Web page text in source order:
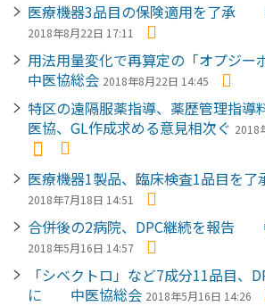
医療機器3品目の保険適用を了承
2018年8月22日 17:11
用法用量変化で再算定の「オプジ
中医協総会 2018年8月22日 14:45
特区の遠隔服薬指導、薬歴管理指
医協、GL作成求める意見相次ぐ 2018
医療機器1製品、臨床検査1品目
2018年7月18日 14:51
合併後の2病院、DPC継続を報告
2018年5月16日 14:57
「シベクトロ」など7成分11品目、
に 中医協総会 2018年5月16日 14:26